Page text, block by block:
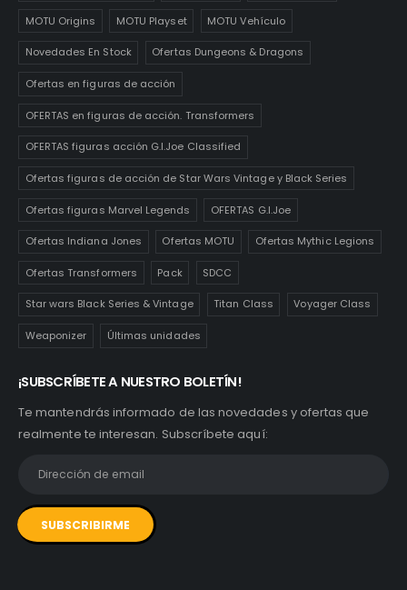
MOTU Origins MOTU Playset MOTU Vehículo
Novedades En Stock Ofertas Dungeons & Dragons
Ofertas en figuras de acción
OFERTAS en figuras de acción. Transformers
OFERTAS figuras acción G.I.Joe Classified
Ofertas figuras de acción de Star Wars Vintage y Black Series
Ofertas figuras Marvel Legends OFERTAS G.I.Joe
Ofertas Indiana Jones Ofertas MOTU Ofertas Mythic Legions
Ofertas Transformers Pack SDCC
Star wars Black Series & Vintage Titan Class Voyager Class
Weaponizer Últimas unidades
¡SUBSCRÍBETE A NUESTRO BOLETÍN!
Te mantendrás informado de las novedades y ofertas que
realmente te interesan. Subscríbete aquí: